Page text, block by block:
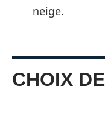
neige.
CHOIX